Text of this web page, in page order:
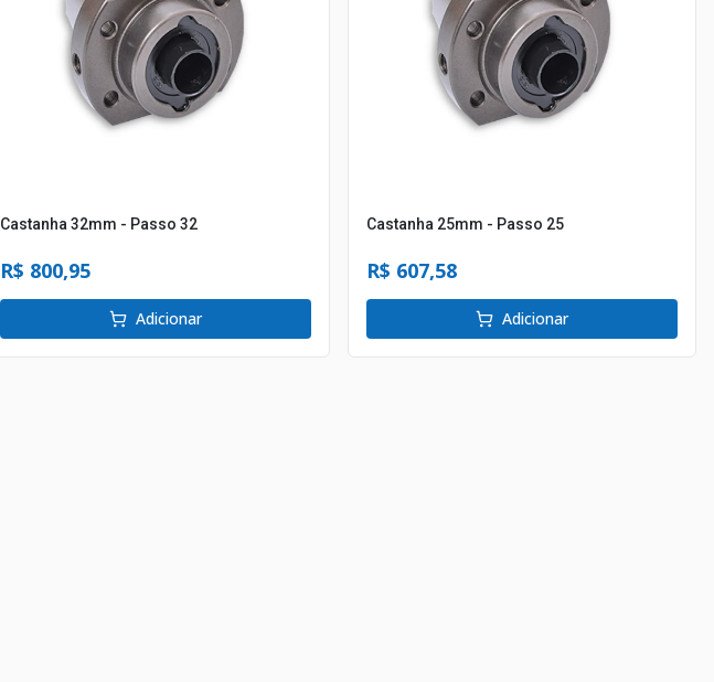
Castanha 32mm - Passo 32
R$ 800,95
Adicionar
Castanha 25mm - Passo 25
R$ 607,58
Adicionar